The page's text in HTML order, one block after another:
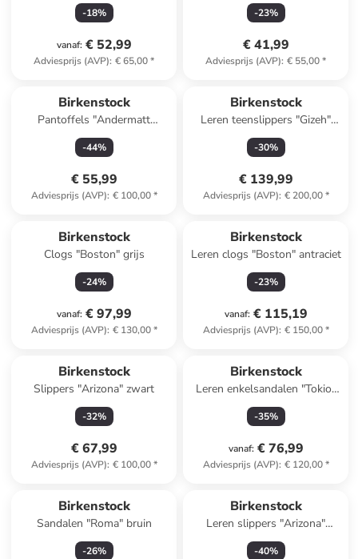
-18%
vanaf: € 52,99
Adviesprijs (AVP): € 65,00*
-23%
€ 41,99
Adviesprijs (AVP): € 55,00*
Birkenstock
Pantoffels "Andermatt
Standard" grijs
-44%
€ 55,99
Adviesprijs (AVP): € 100,00*
Birkenstock
Leren teenslippers "Gizeh"
bruin
-30%
€ 139,99
Adviesprijs (AVP): € 200,00*
Birkenstock
Clogs "Boston" grijs
-24%
vanaf: € 97,99
Adviesprijs (AVP): € 130,00*
Birkenstock
Leren clogs "Boston" antraciet
-23%
vanaf: € 115,19
Adviesprijs (AVP): € 150,00*
Birkenstock
Slippers "Arizona" zwart
-32%
€ 67,99
Adviesprijs (AVP): € 100,00*
Birkenstock
Leren enkelsandalen "Tokio"
donkerblauw - wijdte S
-35%
vanaf: € 76,99
Adviesprijs (AVP): € 120,00*
Birkenstock
Sandalen "Roma" bruin
-26%
Birkenstock
Leren slippers "Arizona"
lichtbruin
-40%